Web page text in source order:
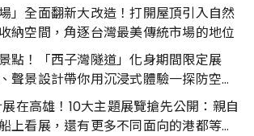
」全面翻新大改造！打開屋頂引入自然
納空間，角逐台灣最美傳統市場的地位
點！「西子灣隧道」化身期間限定展
聲景設計帶你用沉浸式體驗一探防空秘
在高雄！10大主題展覽搶先公開：親自
上看展，還有更多不同面向的港都等你